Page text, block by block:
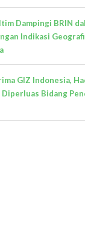
Dampingi BRIN
Indikasi
GIZ Indonesia,
Diperluas Bidang